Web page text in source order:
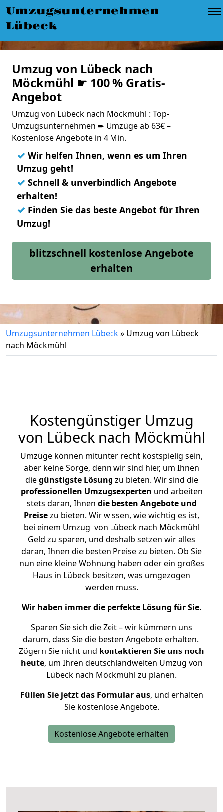
Umzugsunternehmen
Lübeck
Umzug von Lübeck nach
Möckmühl ☛ 100 % Gratis-
Angebot
Umzug von Lübeck nach Möckmühl : Top-
Umzugsunternehmen ➨ Umzüge ab 63€ –
Kostenlose Angebote in 4 Min.
✓ Wir helfen Ihnen, wenn es um Ihren
Umzug geht!
✓ Schnell & unverbindlich Angebote
erhalten!
✓ Finden Sie das beste Angebot für Ihren
Umzug!
blitzschnell kostenlose Angebote
erhalten
Umzugsunternehmen Lübeck» Umzug von Lübeck
nach Möckmühl
Kostengünstiger Umzug
von Lübeck nach Möckmühl
Umzüge können mitunter recht kostspielig sein,
aber keine Sorge, denn wir sind hier, um Ihnen
diegünstigste Lösung zu bieten. Wir sind die
professionellen Umzugsexperten und arbeiten
stets daran, Ihnen die besten Angebote und
Preisezu bieten. Wir wissen, wie wichtig es ist,
bei einem Umzug von Lübeck nach Möckmühl
Geld zu sparen, und deshalb setzen wir alles
daran, Ihnen die besten Preise zu bieten. Ob Sie
nun eine kleine Wohnung haben oder ein großes
Haus in Lübeck besitzen, was umgezogen
werden muss.
Wir haben immer die perfekte Lösung für Sie.
Sparen Sie sich die Zeit – wir kümmern uns
darum, dass Sie die besten Angebote erhalten.
Zögern Sie nicht und kontaktieren Sie uns noch
heute, um Ihren deutschlandweiten Umzug von
Lübeck nach Möckmühl zu planen.
Füllen Sie jetzt das Formular aus, und erhalten
Sie kostenlose Angebote.
Kostenlose Angebote erhalten